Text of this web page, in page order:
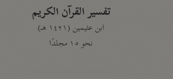
تفسير القرآن الكريم
ابن عثيمين (١٤٢١ هـ)
نحو ١٥ مجلدًا